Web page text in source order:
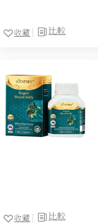
比較
收藏
比較
收藏